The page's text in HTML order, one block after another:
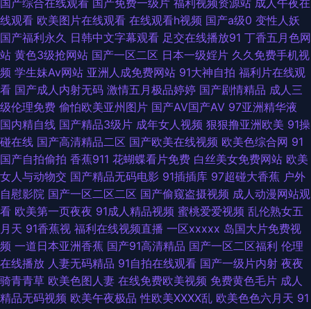
人网站 日韩无码影城 大香蕉AV导航网 www尤物视频 欧美日韩国产在线 尤
物网址在线观看 东京热无套内射 91福利影院 韩国操逼网 香蕉视频入口 超碰
人人摸 亚洲第四页 老司机肏屄 探花熟女 99热狼人 五月天极品盛宴 精品成
人毛久久片 91网站熊猫 含羞草黄影院 日本91视频 微拍视频福利 伊人久久综
合精品 韩国操逼大片 97搞97干在线 在线视频撸 少妇综合网 精东余丽在线
人妻熟女在线网址 岛国毛片在线观看 日韩精品专区 国产精品女人乱轮 91色
情影院 激情人妻综合 91欧日 国内福利视频 蜜臀国产综合在线 91视频色色
成人影在线观看 欧美色图色综合网 性交14p 91视频网站免费 激情va 欧美姓
爱 成人黄色说网 51自拍网视频 人人澡精品 91站色 免费黄色电影网 91刺激
国产综合在线观看 国产免费一级片 福利视频资源站 成人午夜在
线观看 欧美图片在线观看 在线观看h视频 国产a级0 变性人妖
国产福利永久 日韩中文字幕观看 足交在线播放91 丁香五月色网
站 黄色3级抢网站 国产一区二区 日本一级婬片 久久免费手机视
频 学生妹Av网站 亚洲人成免费网站 91大神自拍 福利片在线观
看 国产成人内射无码 激情五月极品婷婷 国产剧情精品 成人三
级伦理免费 偷怕欧美亚州图片 国产AV国产AV 97亚洲精华液
国内精自线 国产精品3级片 成年女人视频 狠狠撸亚洲欧美 91操
碰在线 国产高清精品二区 国产欧美在线视频 欧美色综合网 91
国产自拍偷拍 香蕉911 花蝴蝶看片免费 白丝美女免费网站 欧美
女人与动物交 国产精品无码电影 91插插库 97超碰大香蕉 户外
自慰影院 国产一区二区二区 国产偷窥盗摄视频 成人动漫网站观
看 欧美第一页夜夜 91成人精品视频 蜜桃爱爱视频 乱伦熟女五
月天 91香蕉视 福利在线视频直播 一区xxxxx 岛国大片免费视
频 一道日本亚洲香蕉 国产91高清精品 国产一区二区福利 伦理
在线播放 人妻无码精品 91自拍在线观看 国产一级片内射 夜夜
骑青青草 欧美色图人妻 在线免费欧美视频 免费黄色毛片 成人
精品无码视频 欧美午夜极品 性欧美ⅩⅩⅩⅩ乱 欧美色色六月天 91